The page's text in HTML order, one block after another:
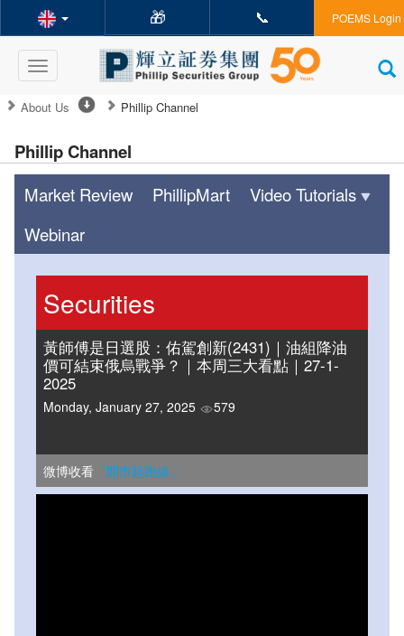
🎁 📞 POEMS Login
Toggle
navigation
About Us Phillip Channel
Phillip Channel
Market Review PhillipMart
Video Tutorials
Webinar
Securities
黃師傅是日選股：佑駕創新(2431)｜油組降油
價可結束俄烏戰爭？｜本周三大看點｜27-1-
2025
Monday, January 27, 2025 579
微博收看 「開市起跑線」